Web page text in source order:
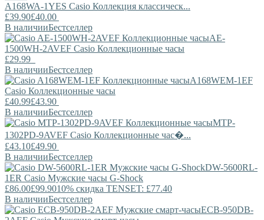
A168WA-1YES Casio Коллекция классическ...
£39.90£40.00
В наличииБестселлер
AE-
1500WH-2AVEF Casio Коллекционные часы
£29.99
В наличииБестселлер
A168WEM-1EF
Casio Коллекционные часы
£40.99£43.90
В наличииБестселлер
MTP-
1302PD-9AVEF Casio Коллекционные час�...
£43.10£49.90
В наличииБестселлер
DW-5600RL-
1ER Casio Мужские часы G-Shock
£86.00£99.9010% скидка TENSET: £77.40
В наличииБестселлер
ECB-950DB-